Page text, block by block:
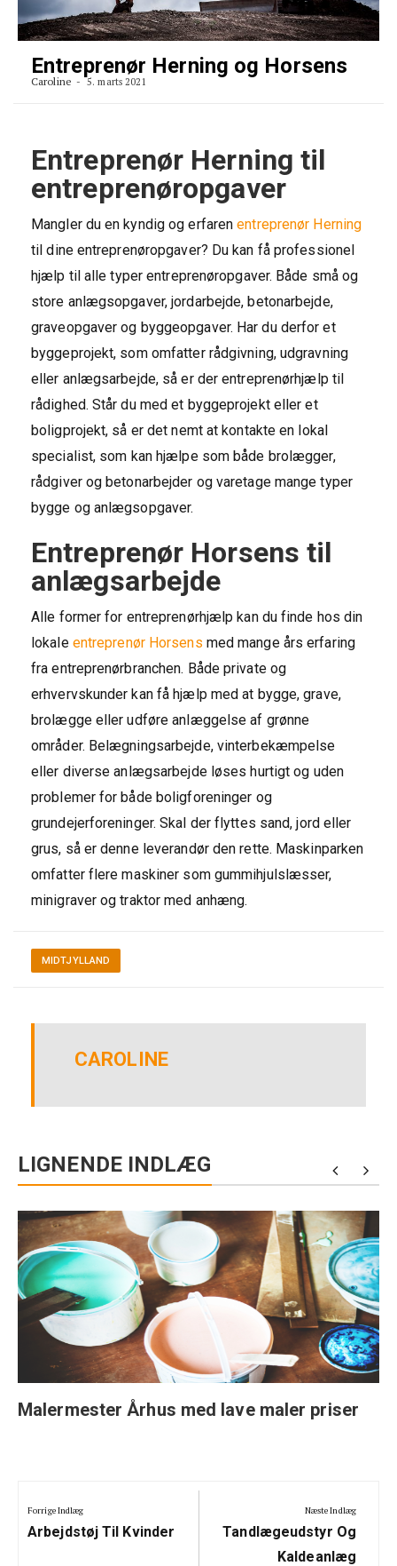
Entreprenør Herning og Horsens
Caroline 5. marts 2021
Entreprenør Herning til
entreprenøropgaver
Mangler du en kyndig og erfarenentreprenør Herning
til dine entreprenøropgaver? Du kan få professionel
hjælp til alle typer entreprenøropgaver. Både små og
store anlægsopgaver, jordarbejde, betonarbejde,
graveopgaver og byggeopgaver. Har du derfor et
byggeprojekt, som omfatter rådgivning, udgravning
eller anlægsarbejde, så er der entreprenørhjælp til
rådighed. Står du med et byggeprojekt eller et
boligprojekt, så er det nemt at kontakte en lokal
specialist, som kan hjælpe som både brolægger,
rådgiver og betonarbejder og varetage mange typer
bygge og anlægsopgaver.
Entreprenør Horsens til
anlægsarbejde
Alle former for entreprenørhjælp kan du finde hos din
lokale entreprenør Horsens med mange års erfaring
fra entreprenørbranchen. Både private og
erhvervskunder kan få hjælp med at bygge, grave,
brolægge eller udføre anlæggelse af grønne
områder. Belægningsarbejde, vinterbekæmpelse
eller diverse anlægsarbejde løses hurtigt og uden
problemer for både boligforeninger og
grundejerforeninger. Skal der flyttes sand, jord eller
grus, så er denne leverandør den rette. Maskinparken
omfatter flere maskiner som gummihjulslæsser,
minigraver og traktor med anhæng.
MIDTJYLLAND
CAROLINE
LIGNENDE INDLÆG
Malermester Århus med lave maler priser
Forrige Indlæg
Previous
Arbejdstøj Til Kvinder
Næste Indlæg
Next
Tandlægeudstyr Og
Kaldeanlæg